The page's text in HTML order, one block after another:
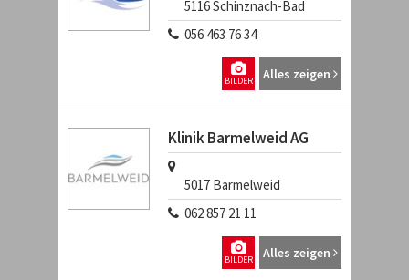
5116Schinznach-Bad
056 463 76 34
Alles zeigen
BILDER
Klinik Barmelweid AG
5017 Barmelweid
062 857 21 11
Alles zeigen
BILDER